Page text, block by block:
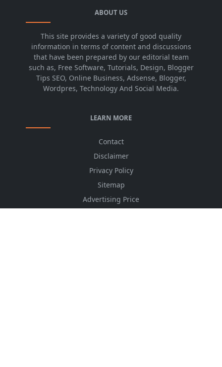
ABOUT US
This site provides a variety of good quality
information in terms of content and discussions
that have been prepared by our editorial team
such as, Free Software, Tutorials, Design, Blogger
Tips SEO, Online Business, Adsense, Blogger,
Wordpres, Technology And Social Media.
LEARN MORE
Contact
Disclaimer
Privacy Policy
Sitemap
Advertising Price